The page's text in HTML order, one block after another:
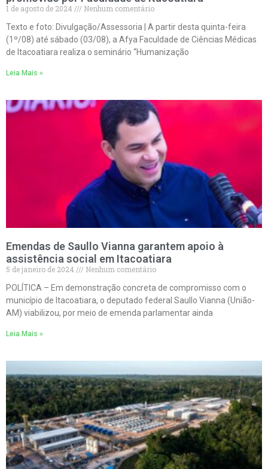
1 de agosto de 2024
Nenhum comentário
Texto e foto: Divulgação/Assessoria | A partir desta quinta-feira
(1º/08) até sábado (03/08), a Afya Faculdade de Ciências Médicas
de Itacoatiara realiza o seminário “Humanização
Leia Mais »
Emendas de Saullo Vianna garantem apoio à
assistência social em Itacoatiara
5 de janeiro de 2024
Nenhum comentário
POLÍTICA – Em demonstração concreta de compromisso com o
município de Itacoatiara, o deputado federal Saullo Vianna (União-
AM) viabilizou, por meio de emenda parlamentar ainda
Leia Mais »